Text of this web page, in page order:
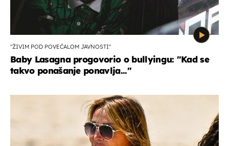
"ŽIVIM POD POVEĆALOM JAVNOSTI"
Baby Lasagna progovorio o bullyingu: "Kad se
takvo ponašanje ponavlja..."